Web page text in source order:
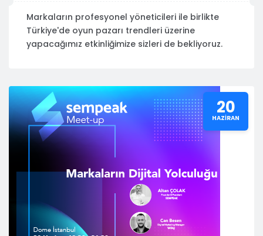
Markaların profesyonel yöneticileri ile birlikte
Türkiye'de oyun pazarı trendleri üzerine
yapacağımız etkinliğimize sizleri de bekliyoruz.
20
HAZIRAN